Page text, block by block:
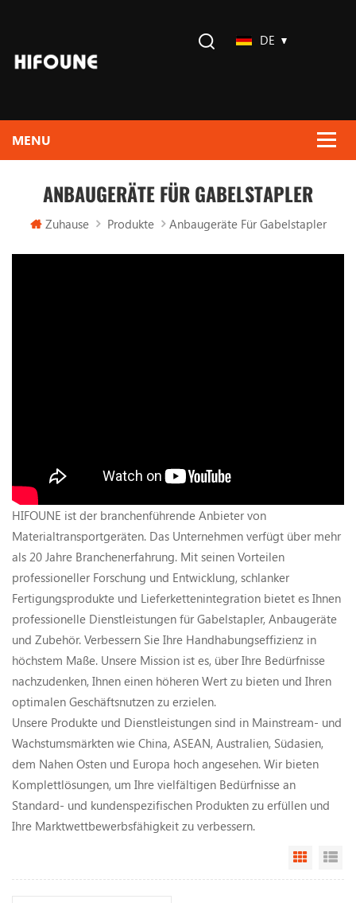
DE
ANBAUGERÄTE FÜR GABELSTAPLER
Zuhause Produkte Anbaugeräte Für Gabelstapler
HIFOUNE ist der branchenführende Anbieter von
Materialtransportgeräten. Das Unternehmen verfügt über mehr
als 20 Jahre Branchenerfahrung. Mit seinen Vorteilen
professioneller Forschung und Entwicklung, schlanker
Fertigungsprodukte und Lieferkettenintegration bietet es Ihnen
professionelle Dienstleistungen für Gabelstapler, Anbaugeräte
und Zubehör. Verbessern Sie Ihre Handhabungseffizienz in
höchstem Maße. Unsere Mission ist es, über Ihre Bedürfnisse
nachzudenken, Ihnen einen höheren Wert zu bieten und Ihren
optimalen Geschäftsnutzen zu erzielen.
Unsere Produkte und Dienstleistungen sind in Mainstream- und
Wachstumsmärkten wie China, ASEAN, Australien, Südasien,
dem Nahen Osten und Europa hoch angesehen. Wir bieten
Komplettlösungen, um Ihre vielfältigen Bedürfnisse an
Standard- und kundenspezifischen Produkten zu erfüllen und
Ihre Marktwettbewerbsfähigkeit zu verbessern.
Grid